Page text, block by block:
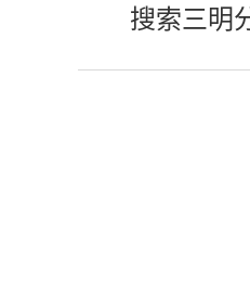
搜索三明